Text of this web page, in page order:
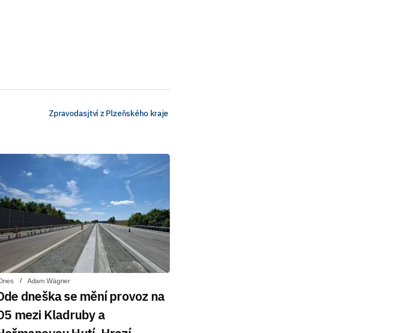
Zpravodasjtví z Plzeňského kraje
Adam Wágner
dneška se mění provoz na
mezi Kladruby a